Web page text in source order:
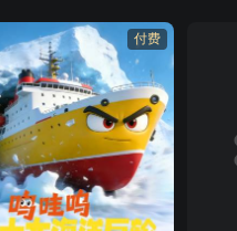
付费